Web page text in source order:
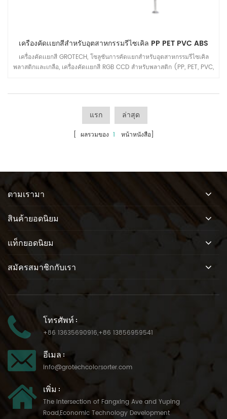
เครื่องคัดเเยกสีสำหรับอุตสาหกรรมรีไซเคิล PP PET PVC ABS
เครื่องคัดเเยกสี GROTECH, โซลูชันการคัดแยกสำหรับอุตสาหกรรมรีไซเคิล
พลาสติกและเกลือ, เครื่องคัดเเยกสี RGB CCD สำหรับพลาสติก (PP, PET, PVC,
แรก ล่าสุด
[ ผลรวมของ 1 หน้าหนังสือ]
ตามเรามา
สินค้ายอดนิยม
แท็กยอดนิยม
สมัครสมาชิกกับเรา
โทรศัพท์ :
+86 13635690916,+86 13856959541
อีเมล :
info@grotechcolorsorter.com
เพิ่ม :
The Intersection of Fangxing Ave and Yuping
Road,Economic Technology Development